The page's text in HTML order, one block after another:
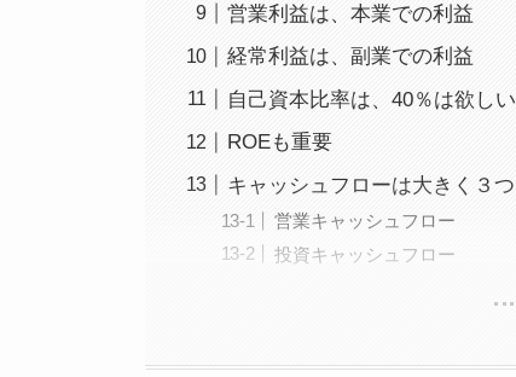
営業利益は、本業での利益
経常利益は、副業での利益
自己資本比率は、40％は欲しい
ROEも重要
キャッシュフローは大きく３つ
営業キャッシュフロー
投資キャッシュフロー